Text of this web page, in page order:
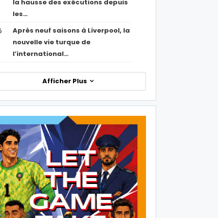
la hausse des exécutions depuis
les…
Après neuf saisons à Liverpool, la
nouvelle vie turque de
l’international…
Afficher Plus